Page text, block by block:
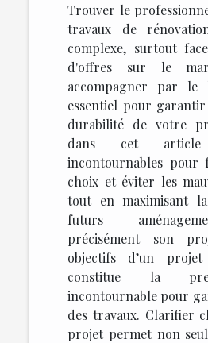
Trouver le
travaux de
complexe, surtout
d'offres sur le
accompagner par
essentiel pour
durabilité de votre
dans cet
incontournables pour
choix et éviter les
tout en maximisant
futurs
précisément son
objectifs d’un
constitue la
incontournable pour
des travaux. Clarifier
projet permet non